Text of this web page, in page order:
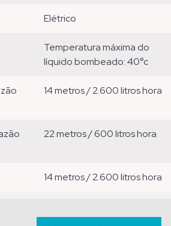
elétrico
temperatura máxima do
líquido bombeado: 40°c
14 metros / 2.600 litros hora
22 metros / 600 litros hora
14 metros / 2.600 litros hora